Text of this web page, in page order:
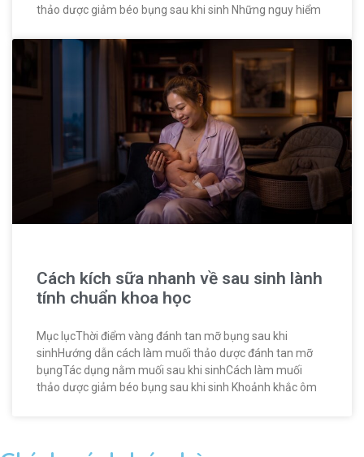
thảo dược giảm béo bụng sau khi sinh Những nguy hiểm
Cách kích sữa nhanh về sau sinh lành
tính chuẩn khoa học
Mục lụcThời điểm vàng đánh tan mỡ bụng sau khi
sinhHướng dẫn cách làm muối thảo dược đánh tan mỡ
bụngTác dụng nằm muối sau khi sinhCách làm muối
thảo dược giảm béo bụng sau khi sinh Khoảnh khắc ôm